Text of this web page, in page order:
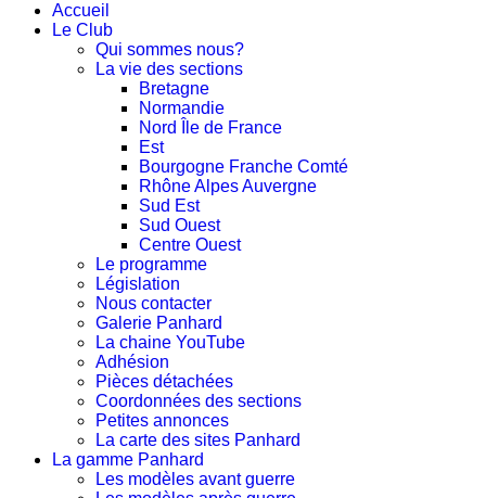
Accueil
Le Club
Qui sommes nous?
La vie des sections
Bretagne
Normandie
Nord Île de France
Est
Bourgogne Franche Comté
Rhône Alpes Auvergne
Sud Est
Sud Ouest
Centre Ouest
Le programme
Législation
Nous contacter
Galerie Panhard
La chaine YouTube
Adhésion
Pièces détachées
Coordonnées des sections
Petites annonces
La carte des sites Panhard
La gamme Panhard
Les modèles avant guerre